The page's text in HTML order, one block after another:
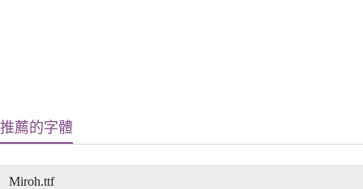
推薦的字體
Miroh.ttf